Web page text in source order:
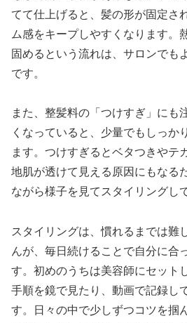
てて仕上げると、髪の形が固定さ
ム感をキープしやすくなります。
固めるという流れは、サロンでも
です。
また、整髪料の「つけすぎ」にも
くなっていると、少量でもしっか
ます。つけすぎるとベタつきやテ
地肌が透けて見える原因にもなる
ながら様子を見てスタイリングし
スタイリングは、慣れるまでは難
んが、毎日続けることで自分に合
す。初めのうちは美容師にセット
手順を鏡で見たり、動画で記録し
す。日々の中で少しずつコツを掴